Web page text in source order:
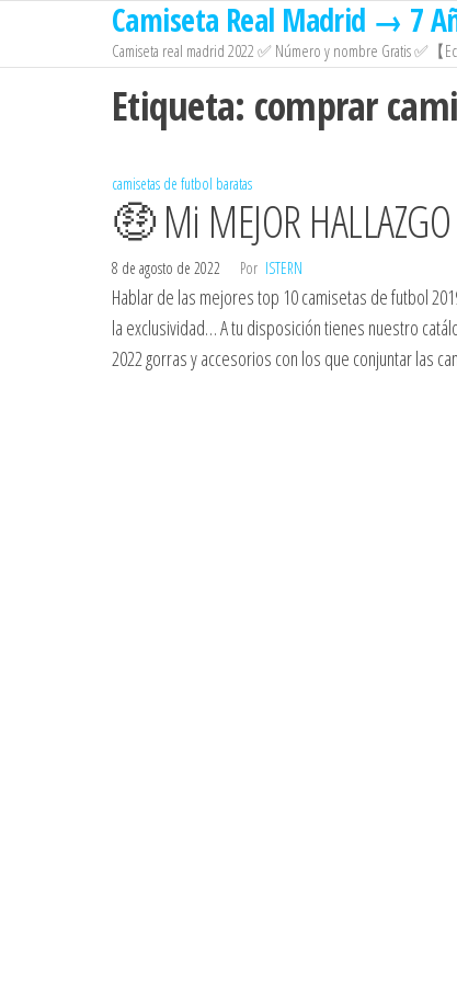
contenido
Camiseta Real Madrid → 7
Camiseta real madrid 2022 ✅ Número y nombre Gratis ✅【
Etiqueta: comprar
camisetas de futbol baratas
🤑 Mi MEJOR HALLAZGO
8 de agosto de 2022 Por ISTERN
Hablar de las mejores top 10 camisetas de futbol
la exclusividad… A tu disposición tienes nuestro
2022 gorras y accesorios con los que conjuntar las